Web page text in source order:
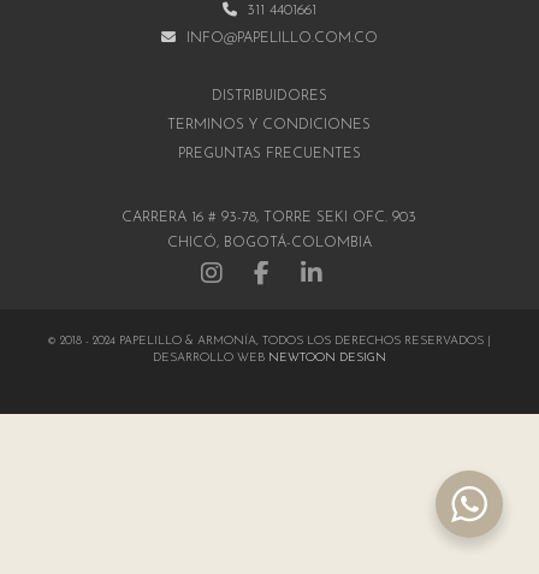
311 4401661
INFO@PAPELILLO.COM.CO
DISTRIBUIDORES
TÉRMINOS Y CONDICIONES
PREGUNTAS FRECUENTES
CARRERA 16 # 93-78, TORRE SEKI OFC. 903
CHICÓ, BOGOTÁ-COLOMBIA
© 2018 - 2024 PAPELILLO & ARMONÍA, TODOS LOS DERECHOS RESERVADOS |
DESARROLLO WEB NEWTOON DESIGN